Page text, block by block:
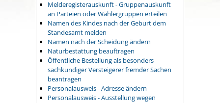
Melderegisterauskunft - Gruppenauskunft
an Parteien oder Wählergruppen erteilen
Namen des Kindes nach der Geburt dem
Standesamt melden
Namen nach der Scheidung ändern
Naturbestattung beauftragen
Öffentliche Bestellung als besonders
sachkundiger Versteigerer fremder Sachen
beantragen
Personalausweis - Adresse ändern
Personalausweis - Ausstellung wegen